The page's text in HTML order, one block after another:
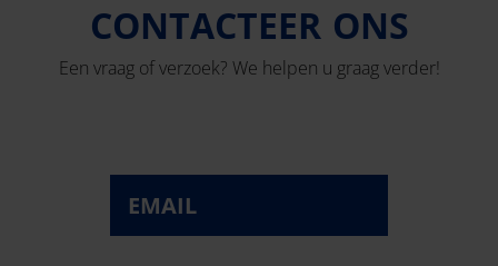
CONTACTEER ONS
Een vraag of verzoek? We helpen u graag verder!
EMAIL